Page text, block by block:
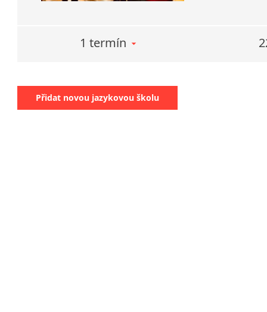
1 termín
Přidat novou jazykovou školu